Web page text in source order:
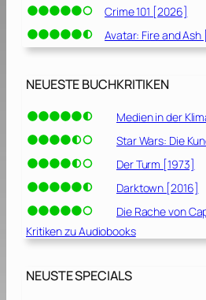
Crime 101 [2026]
Avatar: Fire and Ash
NEUESTE BUCHKRITIKEN
Medien in der
Star Wars: Die
Der Turm [1973]
Darktown [2016]
Die Rache von
Kritiken zu Audiobooks
NEUSTE SPECIALS